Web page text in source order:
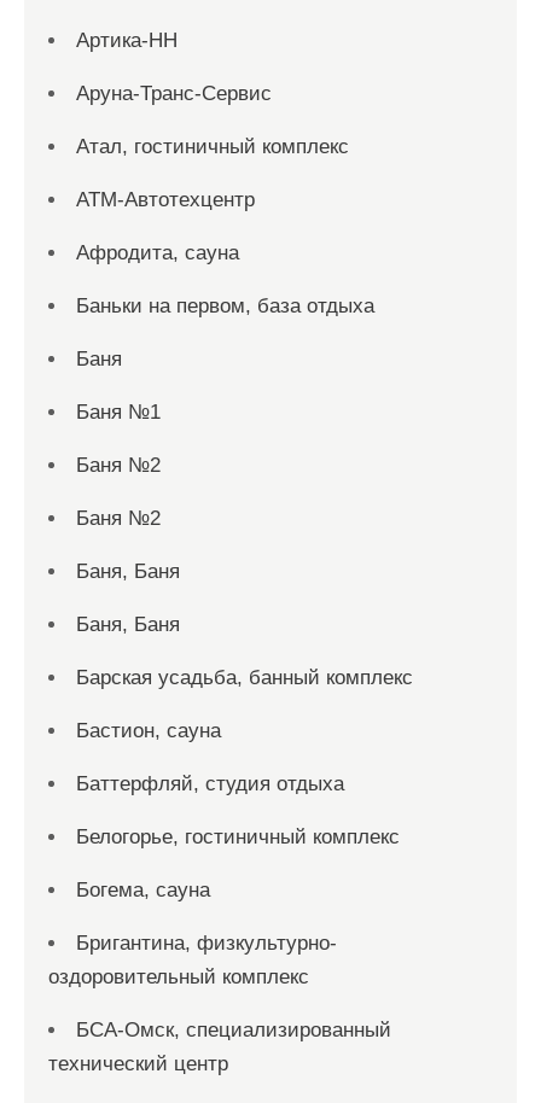
Артика-НН
Аруна-Транс-Сервис
Атал, гостиничный комплекс
АТМ-Автотехцентр
Афродита, сауна
Баньки на первом, база отдыха
Баня
Баня №1
Баня №2
Баня №2
Баня, Баня
Баня, Баня
Барская усадьба, банный комплекс
Бастион, сауна
Баттерфляй, студия отдыха
Белогорье, гостиничный комплекс
Богема, сауна
Бригантина, физкультурно-
оздоровительный комплекс
БСА-Омск, специализированный
технический центр